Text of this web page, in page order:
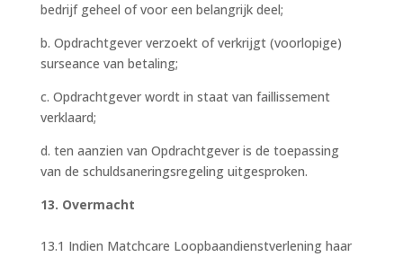
bedrijf geheel of voor een belangrijk deel;
b. Opdrachtgever verzoekt of verkrijgt (voorlopige)
surseance van betaling;
c. Opdrachtgever wordt in staat van faillissement
verklaard;
d. ten aanzien van Opdrachtgever is de toepassing
van de schuldsaneringsregeling uitgesproken.
13. Overmacht
13.1 Indien Matchcare Loopbaandienstverlening haar